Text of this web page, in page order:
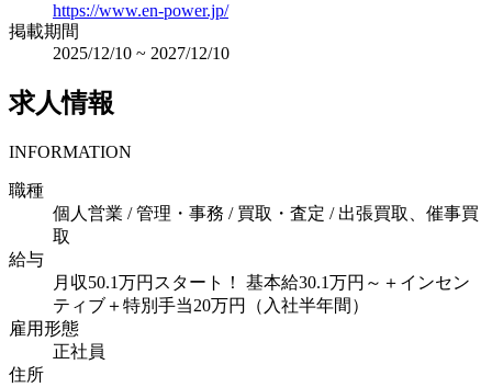
https://www.en-power.jp/
掲載期間
2025/12/10 ~ 2027/12/10
求人情報
INFORMATION
職種
個人営業 / 管理・事務 / 買取・査定 / 出張買取、催事買
取
給与
月収50.1万円スタート！ 基本給30.1万円～＋インセン
ティブ＋特別手当20万円（入社半年間）
雇用形態
正社員
住所